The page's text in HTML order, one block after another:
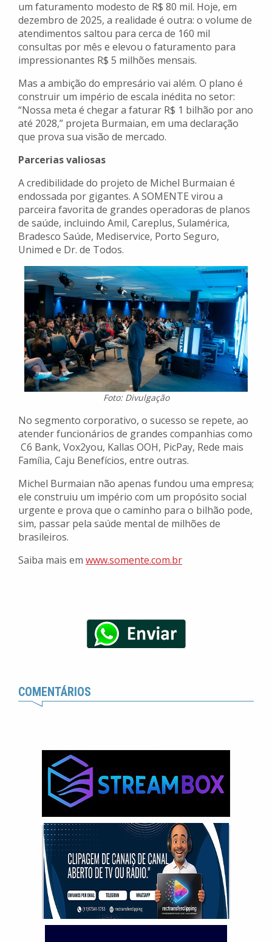
um faturamento modesto de R$ 80 mil. Hoje, em
dezembro de 2025, a realidade é outra: o volume de
atendimentos saltou para cerca de 160 mil
consultas por mês e elevou o faturamento para
impressionantes R$ 5 milhões mensais.
Mas a ambição do empresário vai além. O plano é
construir um império de escala inédita no setor:
“Nossa meta é chegar a faturar R$ 1 bilhão por ano
até 2028,” projeta Burmaian, em uma declaração
que prova sua visão de mercado.
Parcerias valiosas
A credibilidade do projeto de Michel Burmaian é
endossada por gigantes. A SOMENTE virou a
parceira favorita de grandes operadoras de planos
de saúde, incluindo Amil, Careplus, Sulamérica,
Bradesco Saúde, Mediservice, Porto Seguro,
Unimed e Dr. de Todos.
Foto: Divulgação
No segmento corporativo, o sucesso se repete, ao
atender funcionários de grandes companhias como
C6 Bank, Vox2you, Kallas OOH, PicPay, Rede mais
Família, Caju Benefícios, entre outras.
Michel Burmaian não apenas fundou uma empresa;
ele construiu um império com um propósito social
urgente e prova que o caminho para o bilhão pode,
sim, passar pela saúde mental de milhões de
brasileiros.
Saiba mais em www.somente.com.br
COMENTÁRIOS